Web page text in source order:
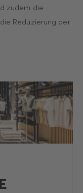
zudem die
Reduzierung der